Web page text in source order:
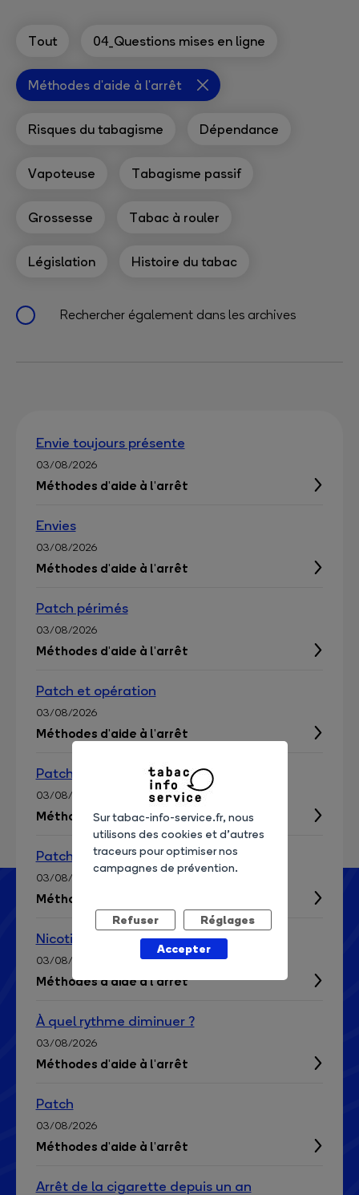
Tout 04_Questions mises en ligne
Méthodes d'aide à l'arrêt
Risques du tabagisme Dépendance
Vapoteuse Tabagisme passif
Grossesse Tabac à rouler
Législation Histoire du tabac
Rechercher également dans les archives
Envie toujours présente
03/08/2026
Méthodes d'aide à l'arrêt
Envies
03/08/2026
Méthodes d'aide à l'arrêt
Patch périmés
03/08/2026
Méthodes d'aide à l'arrêt
Patch et opération
03/08/2026
Méthodes d'aide à l'arrêt
Patch nicotine
03/08/2026
Méthodes d'aide à l'arrêt
Patch diminution
03/08/2026
Méthodes d'aide à l'arrêt
Nicotine
03/08/2026
Méthodes d'aide à l'arrêt
À quel rythme diminuer ?
03/08/2026
Méthodes d'aide à l'arrêt
Patch
03/08/2026
Méthodes d'aide à l'arrêt
Arrêt de la cigarette depuis un an
Sur tabac-info-service.fr, nous
utilisons des cookies et d’autres
traceurs pour optimiser nos
campagnes de prévention.
Refuser
Réglages
Accepter